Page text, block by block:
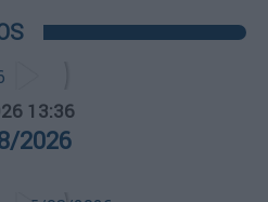
13:36
2026